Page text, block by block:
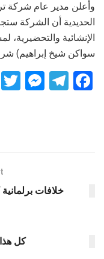
وأعلن مدير عام شركة
الحديدية أن الشركة
الإنشائية
سواكن شيخ إبراهيم)
F
T
M
خلافات
كل